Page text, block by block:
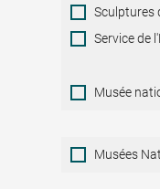
Sculptures
Service de
Musée
Musées
Nationaux
Musées